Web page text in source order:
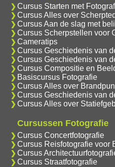
Cursus Starten met
Cursus Alles over
Cursus Aan de slag met
Cursus Scherpstellen voor
Cameratips
Cursus Geschiedenis van
Cursus Geschiedenis van
Cursus Compositie en
Basiscursus Fotografie
Cursus Alles over
Cursus Geschiedenis van
Cursus Alles over
Cursussen Fotografie
Cursus Concertfotografie
Cursus Reisfotografie voor
Cursus
Cursus Straatfotografie